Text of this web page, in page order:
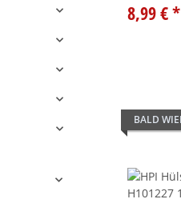
8,99 €*
BALD
Alle anzeigen
Alle anzeigen
Alle anzeigen
Alle anzeigen
Alle anzeigen